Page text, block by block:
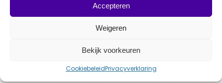
Accepteren
Weigeren
Bekijk voorkeuren
CookiebeleidPrivacyverklaring
verschillende kleuren Boc’n’Rolls bedrukt met het
Equipe-logo. De kleuren werden willekeurig verpakt,
waardoor het voor iedere medewerker een
Aan iedere Boc’n’Roll voegden we een persoonlijk
kaartje toe met een boodschap van de directie.